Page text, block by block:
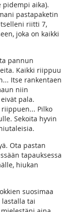
pidempi aika).
pastapaketin
riitti 7,
joka on kaikki
pannun
Kaikki riippuu
Itse rankentaen
niin
pala.
Pilko
Sekoita hyvin
Ota pastan
tapauksessa
hiukan
suosimaa
lastalla tai